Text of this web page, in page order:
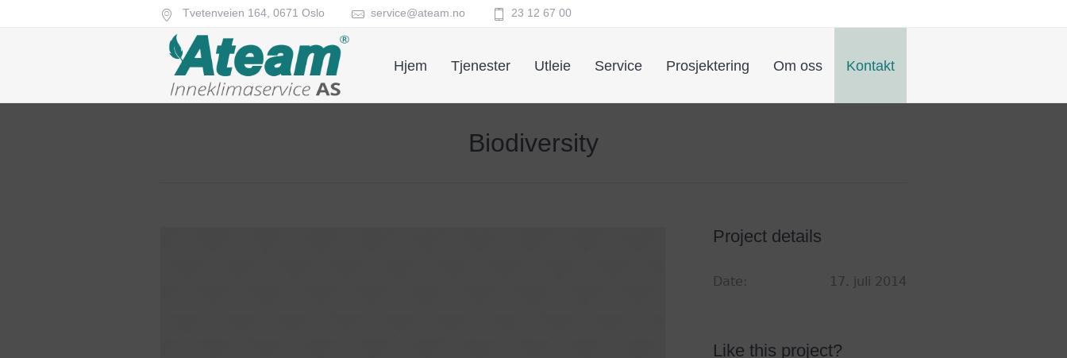
Tvetenveien 164, 0671 Oslo service@ateam.no 23 12 67 00
Hjem Tjenester Utleie Service Prosjektering Om oss Kontakt
Biodiversity
Project details
Date: 17. juli 2014
Like this project?